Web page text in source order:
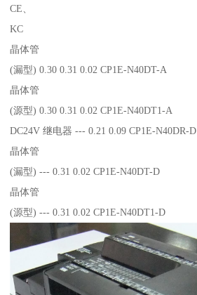
CE、
KC
晶体管
(漏型) 0.30 0.31 0.02 CP1E-N40DT-A
晶体管
(源型) 0.30 0.31 0.02 CP1E-N40DT1-A
DC24V 继电器 --- 0.21 0.09 CP1E-N40DR-D
晶体管
(漏型) --- 0.31 0.02 CP1E-N40DT-D
晶体管
(源型) --- 0.31 0.02 CP1E-N40DT1-D